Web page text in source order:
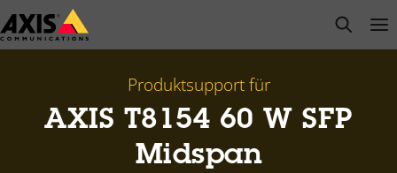
Zum
Hauptinhalt
open
Produktsupport für
AXIS T8154 60 W SFP
Midspan